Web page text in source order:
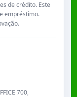
de crédito. Este
empréstimo.
700,